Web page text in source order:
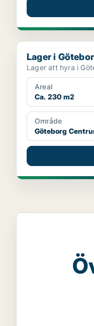
Lager i Göteborg
Lager i
Lager att hyra i
Areal
Ca. 230 m2
Område
Göteborg